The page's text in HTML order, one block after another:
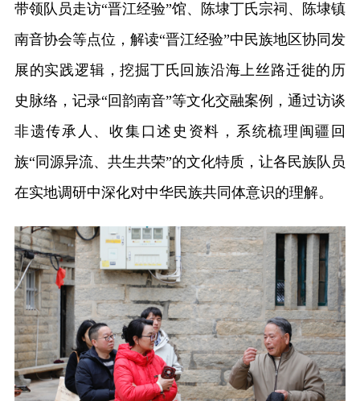
带领队员走访“晋江经验”馆、陈埭丁氏宗祠、陈埭镇
南音协会等点位，解读“晋江经验”中民族地区协同发
展的实践逻辑，挖掘丁氏回族沿海上丝路迁徙的历
史脉络，记录“回韵南音”等文化交融案例，通过访谈
非遗传承人、收集口述史资料，系统梳理闽疆回
族“同源异流、共生共荣”的文化特质，让各民族队员
在实地调研中深化对中华民族共同体意识的理解。